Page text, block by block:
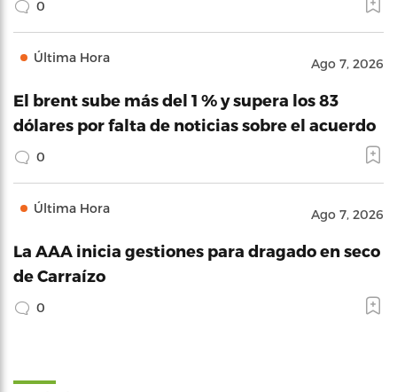
0
Última Hora Ago 7, 2026
El brent sube más del 1 % y supera los 83
dólares por falta de noticias sobre el acuerdo
0
Última Hora Ago 7, 2026
La AAA inicia gestiones para dragado en seco
de Carraízo
0